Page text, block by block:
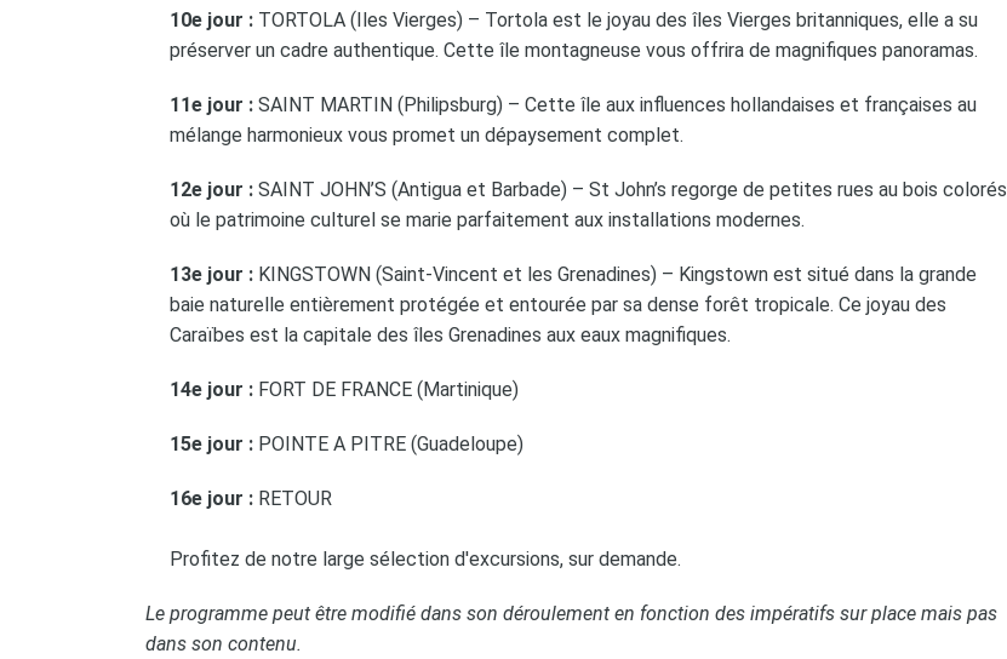
10e jour : TORTOLA (Iles Vierges) – Tortola est le joyau des îles Vierges britanniques, elle a su
préserver un cadre authentique. Cette île montagneuse vous offrira de magnifiques panoramas.
11e jour : SAINT MARTIN (Philipsburg) – Cette île aux influences hollandaises et françaises au
mélange harmonieux vous promet un dépaysement complet.
12e jour : SAINT JOHN’S (Antigua et Barbade) – St John’s regorge de petites rues au bois colorés
où le patrimoine culturel se marie parfaitement aux installations modernes.
13e jour : KINGSTOWN (Saint-Vincent et les Grenadines) – Kingstown est situé dans la grande
baie naturelle entièrement protégée et entourée par sa dense forêt tropicale. Ce joyau des
Caraïbes est la capitale des îles Grenadines aux eaux magnifiques.
14e jour : FORT DE FRANCE (Martinique)
15e jour : POINTE A PITRE (Guadeloupe)
16e jour : RETOUR
Profitez de notre large sélection d'excursions, sur demande.
Le programme peut être modifié dans son déroulement en fonction des impératifs sur place mais pas
dans son contenu.